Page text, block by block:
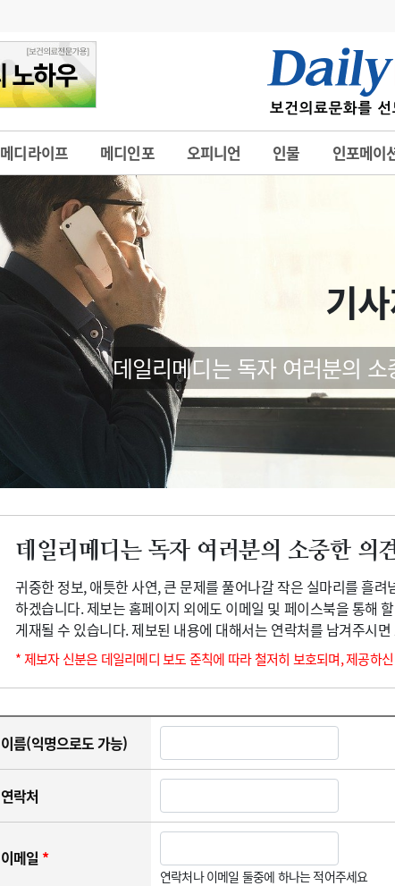
메디라이프 메디인포 오피니언 인물 인포메이
금주의 검색어
1
의사인력 수급 추계
2
성분명 처방
3
AI의료
4
전공의 모집 결과
의사국시 합격률
6
인사 사고
칼럼 수첩
초대석 피플
포토뉴스
지역병원 중소병원
행정처분 판례
학회/연수강좌 행사
법적고지
기
데일리메디는 독자 여러분의
데일리메디는 독자 여러분의 소중한 의
귀중한 정보, 애틋한 사연, 큰 문제를 풀어나갈 작은 실마리를 흘
하겠습니다. 제보는 홈페이지 외에도 이메일 및 페이스북을 통해
게재될 수 있습니다. 제보된 내용에 대해서는 연락처를 남겨주시
* 제보자 신분은 데일리메디 보도 준칙에 따라 철저히 보호되며, 제공하
이름(익명으로도 가능)
연락처
이메일 *
연락처나 이메일 둘중에 하나는 적어주세요